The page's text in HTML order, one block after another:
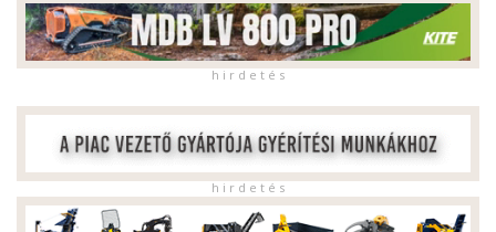
h i r d e t é s
h i r d e t é s